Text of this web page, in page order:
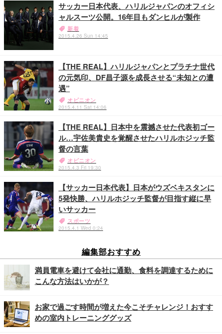
サッカー日本代表、ハリルジャパンのオフィシ
ャルスーツ公開。16年目もダンヒルが製作
新着
2015.4.26 Sun 14:45
【THE REAL】ハリルジャパンとプラチナ世代
の元気印、DF昌子源を成長させる“未知との遭
遇”
オピニオン
2015.4.11 Sat 14:06
【THE REAL】日本中を震撼させた代表初ゴー
ル…宇佐美貴史を覚醒させたハリルホジッチ監
督の言葉
オピニオン
2015.4.3 Fri 19:30
【サッカー日本代表】日本がウズベキスタンに
5発快勝、ハリルホジッチ監督が目指す縦に早
いサッカー
スポーツ
2015.4.1 Wed 0:24
編集部おすすめ
満員電車を避けて会社に通勤、食料を調達するために
こんな方法はいかが？
お家で過ごす時間が増えた今こそチャレンジ！おすす
めの室内トレーニンググッズ